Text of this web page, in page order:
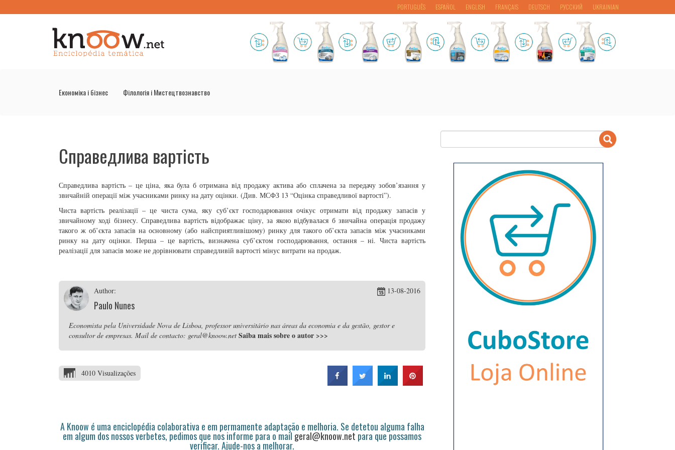
PORTUGUÊS ESPAÑOL ENGLISH FRANÇAIS DEUTSCH РУССКИЙ UKRAINIAN
Економіка і бізнес Філологія і Мистецтвознавство
Справедлива вартість
Справедлива вартість – це ціна, яка була б отримана від продажу актива або сплачена за передачу зобов’язання у
звичайній операції між учасниками ринку на дату оцінки. (Див. МСФЗ 13 “Оцінка справедливої вартості”).
Чиста вартість реалізації – це чиста сума, яку суб’єкт господарювання очікує отримати від продажу запасів у
звичайному ході бізнесу. Справедлива вартість відображає ціну, за якою відбувалася б звичайна операція продажу
такого ж об’єкта запасів на основному (або найсприятливішому) ринку для такого об’єкта запасів між учасниками
ринку на дату оцінки. Перша – це вартість, визначена суб’єктом господарювання, остання – ні. Чиста вартість
реалізації для запасів може не дорівнювати справедливій вартості мінус витрати на продаж.
Author:
Paulo Nunes
13-08-2016
Economista pela Universidade Nova de Lisboa, professor universitário nas áreas da economia e da gestão, gestor e
consultor de empresas. Mail de contacto: geral@knoow.net Saiba mais sobre o autor >>>
4010 Visualizações
A Knoow é uma enciclopédia colaborativa e em permamente adaptação e melhoria. Se detetou alguma falha
em algum dos nossos verbetes, pedimos que nos informe para o mail geral@knoow.net para que possamos
verificar. Ajude-nos a melhorar.